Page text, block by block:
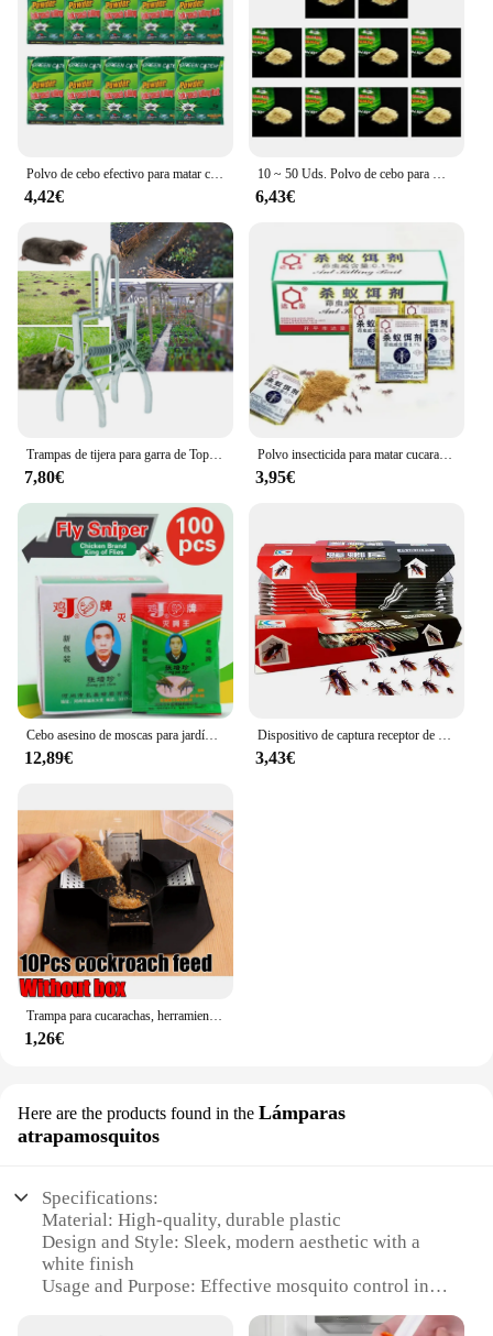
4,42€ 6,43€
7,80€
Polvo insecticida para matar cucarachas, cebo para matar cucarachas, mata insectos, Mata cucarachas, repele plagas, Control de plagas, trampa para veneno
3,95€
12,89€ 3,43€
1,26€
Here are the products found in the Lámparas
atrapamosquitos
Specifications:
Material: High-quality, durable plastic
Design and Style: Sleek, modern aesthetic with a
white finish
Usage and Purpose: Effective mosquito control in
Typical Adaptive Scenario: Suitable for indoor and